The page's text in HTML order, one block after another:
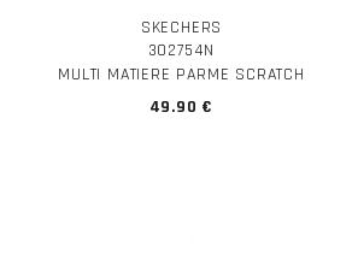
SKECHERS
302754N
MULTI MATIERE PARME SCRATCH
49.90 €